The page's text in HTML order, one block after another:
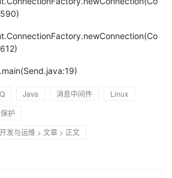
Java 消息中间件
Linux
护
开发与运维 > 文章 > 正文